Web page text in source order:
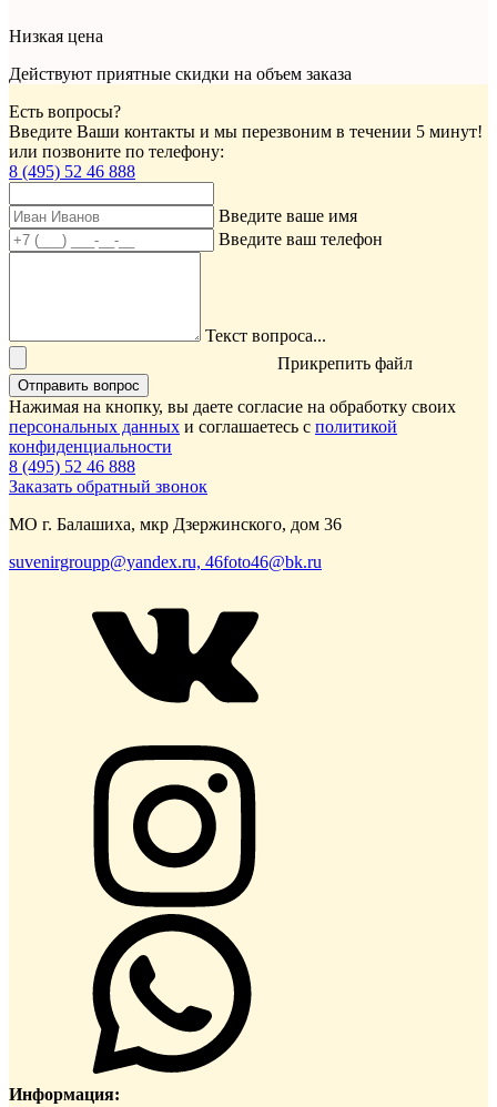
Низкая цена
Действуют приятные скидки на объем заказа
Есть вопросы?
Введите Ваши контакты и мы перезвоним в течении 5 минут!
или позвоните по телефону:
8 (495) 52 46 888
Введите ваше имя
Введите ваш телефон
Текст вопроса...
Прикрепить файл
Отправить вопрос
Нажимая на кнопку, вы даете согласие на обработку своих
персональных данных и соглашаетесь с политикой
конфиденциальности
8 (495) 52 46 888
Заказать обратный звонок
МО г. Балашиха, мкр Дзержинского, дом 36
suvenirgroupp@yandex.ru, 46foto46@bk.ru
Информация: